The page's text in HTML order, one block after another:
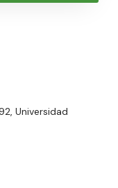
Universidad